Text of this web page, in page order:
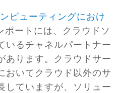
ピューティングにおけ
ポートには、クラウドソ
いるチャネルパートナー
あります。クラウドサー
おいてクラウド以外のサ
していますが、ソリュー